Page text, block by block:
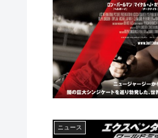
ニュース